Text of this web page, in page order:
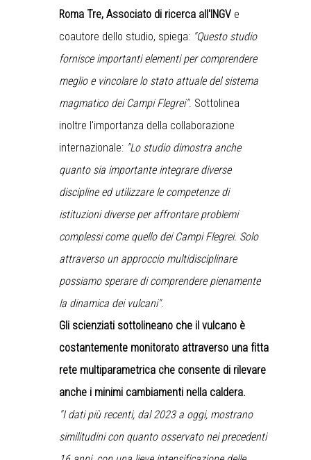
Roma Tre, Associato di ricerca all'INGV e
coautore dello studio, spiega: "Questo studio
fornisce importanti elementi per comprendere
meglio e vincolare lo stato attuale del sistema
magmatico dei Campi Flegrei". Sottolinea
inoltre l'importanza della collaborazione
internazionale: "Lo studio dimostra anche
quanto sia importante integrare diverse
discipline ed utilizzare le competenze di
istituzioni diverse per affrontare problemi
complessi come quello dei Campi Flegrei. Solo
attraverso un approccio multidisciplinare
possiamo sperare di comprendere pienamente
la dinamica dei vulcani".
Gli scienziati sottolineano che il vulcano è
costantemente monitorato attraverso una fitta
rete multiparametrica che consente di rilevare
anche i minimi cambiamenti nella caldera.
"I dati più recenti, dal 2023 a oggi, mostrano
similitudini con quanto osservato nei precedenti